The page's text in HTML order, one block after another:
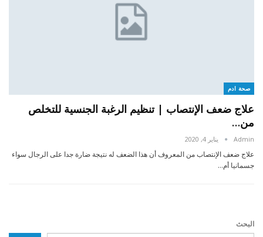
صحة ادم
علاج ضعف الإنتصاب | تنظيم الرغبة الجنسية للتخلص
من…
Admin يناير 4, 2020
علاج ضعف الإنتصاب من المعروف أن هذا الضعف له نتيجة ضارة جدا على الرجال سواء
جسمانيا أم…
البحث